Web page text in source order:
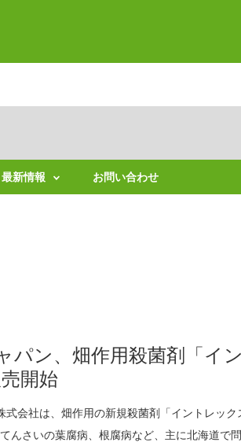
新情報 お問い合わせ
パン、畑作用殺菌剤「イ
開始
式会社は、畑作用の新規殺菌剤「イントレック
んさいの葉腐病、根腐病など、主に北海道で